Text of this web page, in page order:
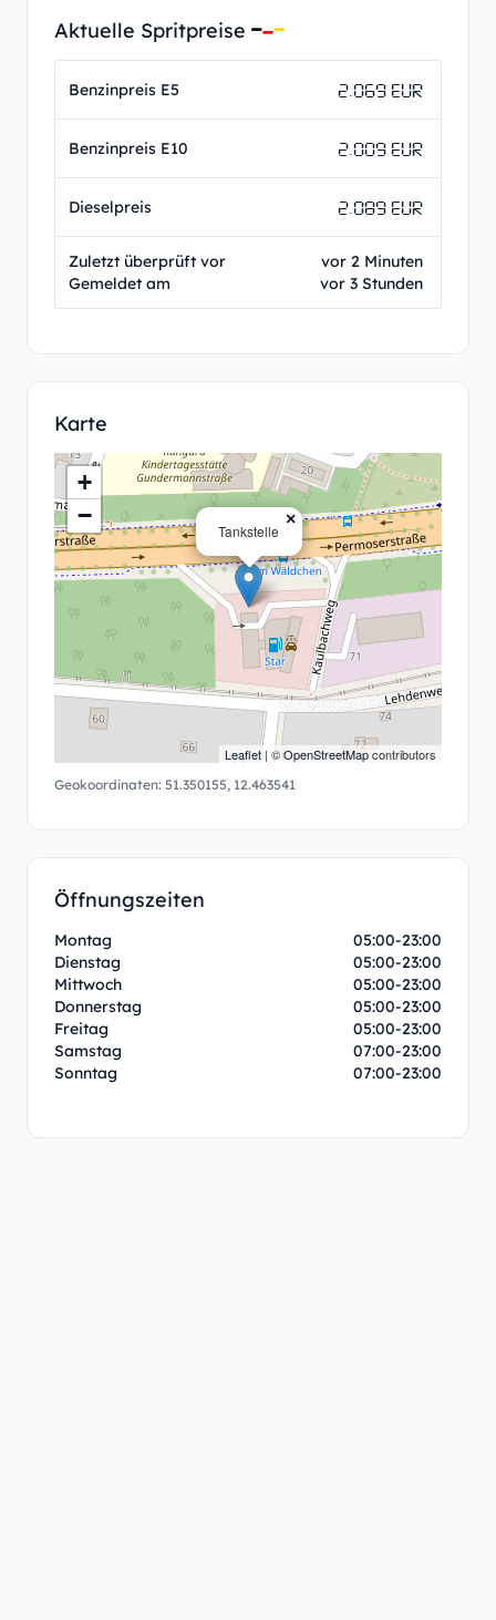
Aktuelle Spritpreise
Benzinpreis E5 2.069 EUR
Benzinpreis E10 2.009 EUR
Dieselpreis 2.089 EUR
Zuletzt überprüft vor
Gemeldet am
vor 2 Minuten
vor 3 Stunden
Karte
Tankstelle
×
+
−
Leaflet | ©OpenStreetMapcontributors
Geokoordinaten: 51.350155, 12.463541
Öffnungszeiten
Montag
05:00-23:00
Dienstag
05:00-23:00
Mittwoch
05:00-23:00
Donnerstag
05:00-23:00
Freitag
05:00-23:00
Samstag
07:00-23:00
Sonntag
07:00-23:00